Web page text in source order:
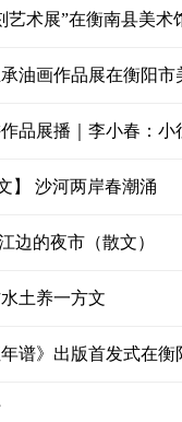
术展”在衡南县美术
油画作品展在衡阳市
品展播｜李小春：
】 沙河两岸春潮涌
边的夜市（散文）
土养一方文
年谱》出版首发式在衡